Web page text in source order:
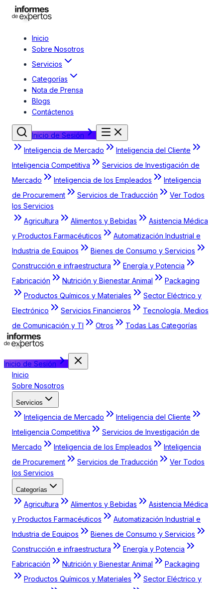
Inicio
Sobre Nosotros
Servicios
Categorías
Nota de Prensa
Blogs
Contáctenos
Inicio de Sesión
Inteligencia de Mercado
Inteligencia del Cliente
Inteligencia Competitiva
Servicios de Investigación de
Mercado
Inteligencia de los Empleados
Inteligencia
de Procurement
Servicios de Traducción
Ver Todos
los Servicios
Agricultura
Alimentos y Bebidas
Asistencia Médica
y Productos Farmacéuticos
Automatización Industrial e
Industria de Equipos
Bienes de Consumo y Servicios
Construcción e infraestructura
Energía y Potencia
Fabricación
Nutrición y Bienestar Animal
Packaging
Productos Químicos y Materiales
Sector Eléctrico y
Electrónico
Servicios Financieros
Tecnología, Medios
de Comunicación y TI
Otros Todas Las Categorías
Inicio de Sesión
Inicio
Sobre Nosotros
Servicios
Inteligencia de Mercado
Inteligencia del Cliente
Inteligencia Competitiva
Servicios de Investigación de
Mercado
Inteligencia de los Empleados
Inteligencia
de Procurement
Servicios de Traducción
Ver Todos
los Servicios
Categorías
Agricultura Alimentos y Bebidas
Asistencia Médica
y Productos Farmacéuticos
Automatización Industrial e
Industria de Equipos
Bienes de Consumo y Servicios
Construcción e infraestructura
Energía y Potencia
Fabricación
Nutrición y Bienestar Animal
Packaging
Productos Químicos y Materiales
Sector Eléctrico y